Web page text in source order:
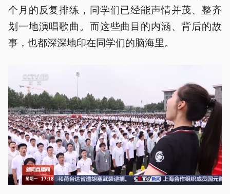
个月的反复排练，同学们已经能声情并茂、整齐
划一地演唱歌曲。而这些曲目的内涵、背后的故
事，也都深深地印在同学们的脑海里。